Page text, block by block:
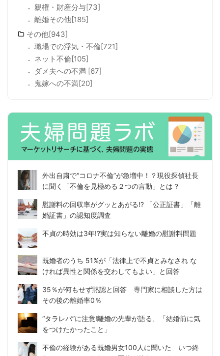
親権・財産分与[73]
離婚その他[185]
その他[943]
職場での浮気・不倫[721]
ネット不倫[105]
ダメ夫への不満 [67]
鬼嫁への不満[20]
外出自粛で“コロナ不倫”が急増中！？現役探偵社長
に聞く「不倫を見極める２つの言動」とは？
慰謝料の回収率がグッとあがる!? 「公正証書」「離
婚証書」の認知度調査
不貞の時効は3年!?実は知らない離婚の慰謝料問題
既婚者のうち 51%が「法律上で不貞とみなされ な
ければ異性と関係を交わしてもよい」と回答
35％が何もせず黙認と回答 専門家に相談した方は
その後の離婚率0％
“タラレバ”に注意!離婚の先輩が語る、「結婚前に気
をつけたかったこと」
不倫の経験がある既婚男女100人に聞いた いつ終